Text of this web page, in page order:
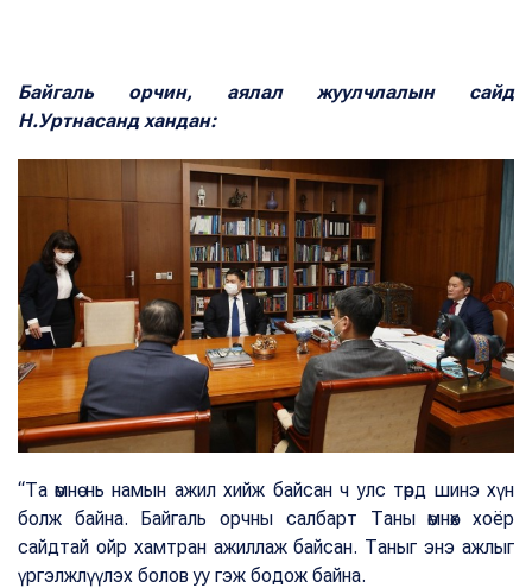
Байгаль орчин, аялал жуулчлалын сайд
Н.Уртнасанд хандан:
“Та өмнө нь намын ажил хийж байсан ч улс төрд шинэ хүн
болж байна. Байгаль орчны салбарт Таны өмнөх хоёр
сайдтай ойр хамтран ажиллаж байсан. Таныг энэ ажлыг
үргэлжлүүлэх болов уу гэж бодож байна.